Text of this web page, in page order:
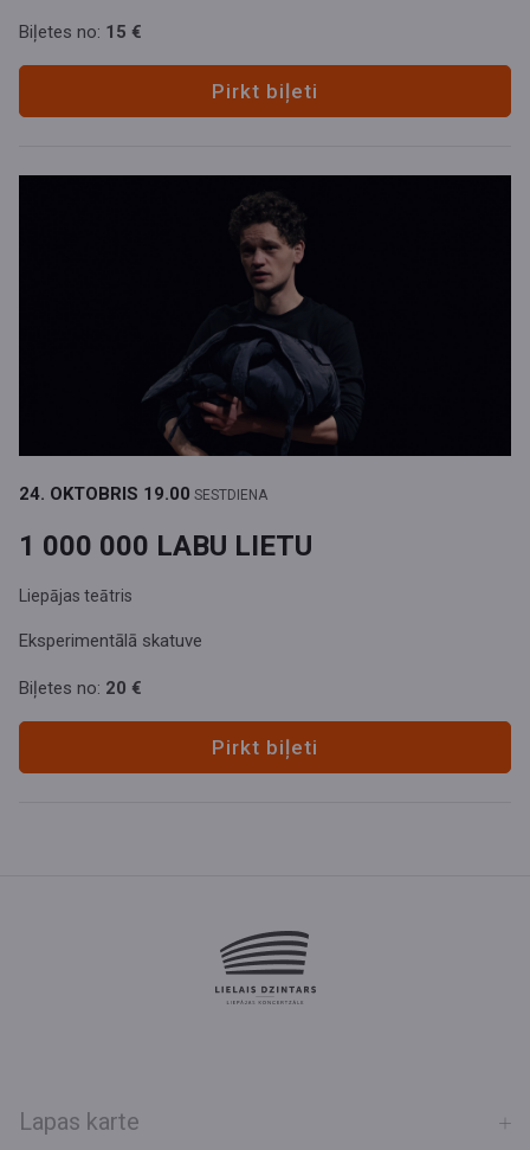
Biļetes no: 15 €
Pirkt biļeti
24. OKTOBRIS 19.00 SESTDIENA
1 000 000 LABU LIETU
Liepājas teātris
Eksperimentālā skatuve
Biļetes no: 20 €
Pirkt biļeti
Lapas karte